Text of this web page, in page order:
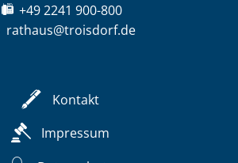
+49 2241 900-800
rathaus@troisdorf.de
Kontakt
Impressum